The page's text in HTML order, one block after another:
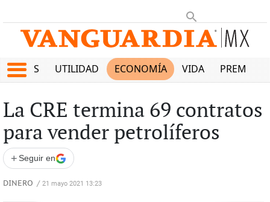
UTILIDAD ECONOMÍA VIDA PREMIUM
La CRE termina 69 contratos
para vender petrolíferos
+ Seguir en
DINERO / 21 mayo 2021 13:23